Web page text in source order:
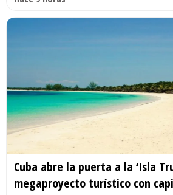
Cuba abre la puerta a la ‘Isla
megaproyecto turístico con